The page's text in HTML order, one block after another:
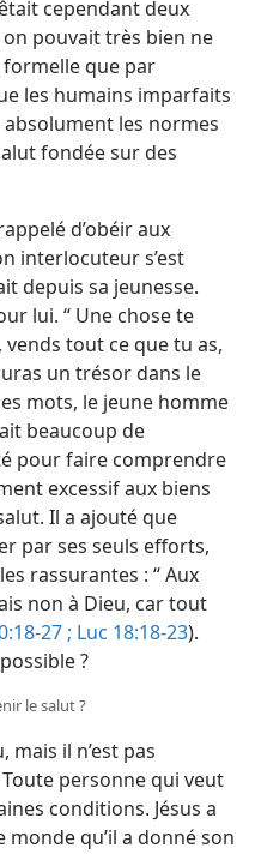
cependant deux
pouvait très bien ne
que par
les humains imparfaits
les normes
fondée sur des
d’obéir aux
interlocuteur s’est
depuis sa jeunesse.
lui. “ Une chose te
vends tout ce que tu as,
un trésor dans le
mots, le jeune homme
beaucoup de
pour faire comprendre
excessif aux biens
Il a ajouté que
par ses seuls efforts,
rassurantes : “ Aux
non à Dieu, car tout
27 ; Luc 18:18-23).
?
le salut ?
mais il n’est pas
Toute personne qui veut
conditions. Jésus a
monde qu’il a donné son